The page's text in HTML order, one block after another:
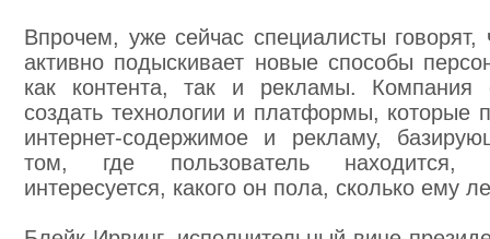
Впрочем, уже сейчас специалисты говорят,
активно подыскивает новые способы
как контента, так и рекламы. Компания
создать технологии и платформы, которые
интернет-содержимое и рекламу,
том, где пользователь
интересуется, какого он пола, сколько ему